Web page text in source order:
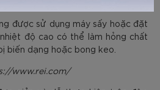
được sử dụng máy sấy hoặc đặt
độ cao có thể làm hỏng chất
biến dạng hoặc bong keo.
www.rei.com/